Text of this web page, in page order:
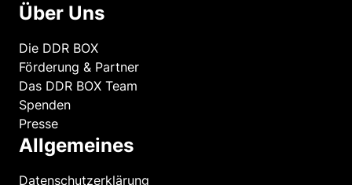
Über Uns
Die DDR BOX
Förderung & Partner
Das DDR BOX Team
Spenden
Presse
Allgemeines
Datenschutzerklärung